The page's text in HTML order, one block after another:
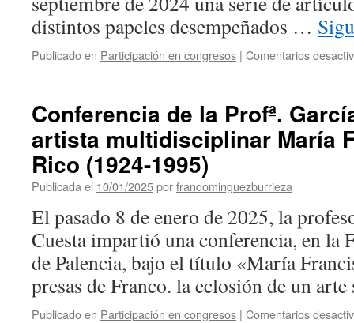
distintos papeles desempeñados …
Publicado en Participación en congresos | Comentarios
Conferencia de la Profª.
artista multidisciplinar María
Rico (1924-1995)
Publicada el 10/01/2025porfrandominguezburrieza
El pasado 8 de enero de 2025, la
Cuesta impartió una conferencia, en la
de Palencia, bajo el título «María
presas de Franco. la eclosión de un
Publicado en Participación en congresos | Comentarios